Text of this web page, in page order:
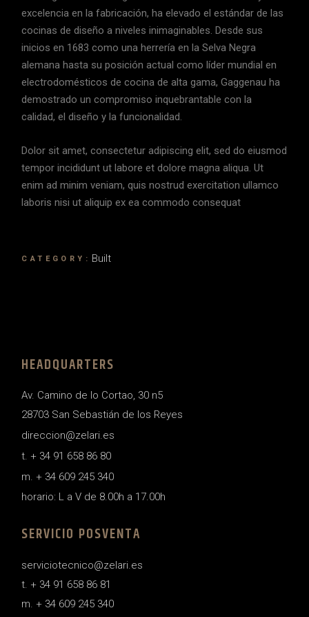
excelencia en la fabricación, ha elevado el estándar de las
cocinas de diseño a niveles inimaginables. Desde sus
inicios en 1683 como una herrería en la Selva Negra
alemana hasta su posición actual como líder mundial en
electrodomésticos de cocina de alta gama, Gaggenau ha
demostrado un compromiso inquebrantable con la
calidad, el diseño y la funcionalidad.
Dolor sit amet, consectetur adipiscing elit, sed do eiusmod
tempor incididunt ut labore et dolore magna aliqua. Ut
enim ad minim veniam, quis nostrud exercitation ullamco
laboris nisi ut aliquip ex ea commodo consequat
CATEGORY: Built
HEADQUARTERS
Av. Camino de lo Cortao, 30 n5
28703 San Sebastián de los Reyes
direccion@zelari.es
t. + 34 91 658 86 80
m. + 34 609 245 340
horario: L a V de 8.00h a 17.00h
SERVICIO POSVENTA
serviciotecnico@zelari.es
t. + 34 91 658 86 81
m. + 34 609 245 340